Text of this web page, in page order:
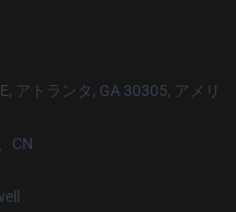
アトランタ, GA 30305, アメリ
CN